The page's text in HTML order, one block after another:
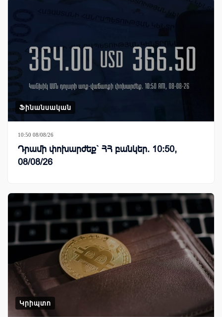
Ֆինանսական
10:50 08/08/26
Դրամի փոխարժեք` ՀՀ բանկեր. 10:50,
08/08/26
Կրիպտո